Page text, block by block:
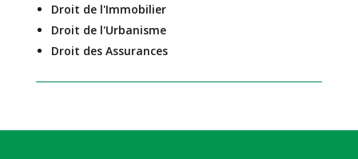
Droit de l'Immobilier
Droit de l'Urbanisme
Droit des Assurances